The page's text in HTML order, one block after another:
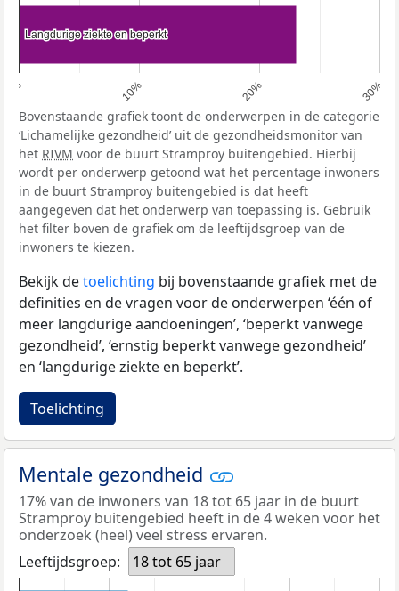
0% 10% 20% 30%
Langdurige ziekte en beperkt
Langdurige ziekte en beperkt
Bovenstaande grafiek toont de onderwerpen in de categorie
‘Lichamelijke gezondheid’ uit de gezondheidsmonitor van
het RIVM voor de buurt Stramproy buitengebied. Hierbij
wordt per onderwerp getoond wat het percentage inwoners
in de buurt Stramproy buitengebied is dat heeft
aangegeven dat het onderwerp van toepassing is. Gebruik
het filter boven de grafiek om de leeftijdsgroep van de
inwoners te kiezen.
Bekijk detoelichting bij bovenstaande grafiek met de
definities en de vragen voor de onderwerpen ‘één of
meer langdurige aandoeningen’, ‘beperkt vanwege
gezondheid’, ‘ernstig beperkt vanwege gezondheid’
en ‘langdurige ziekte en beperkt’.
Toelichting
Mentale gezondheid
17% van de inwoners van 18 tot 65 jaar in de buurt
Stramproy buitengebied heeft in de 4 weken voor het
onderzoek (heel) veel stress ervaren.
Leeftijdsgroep:
18 tot 65 jaar